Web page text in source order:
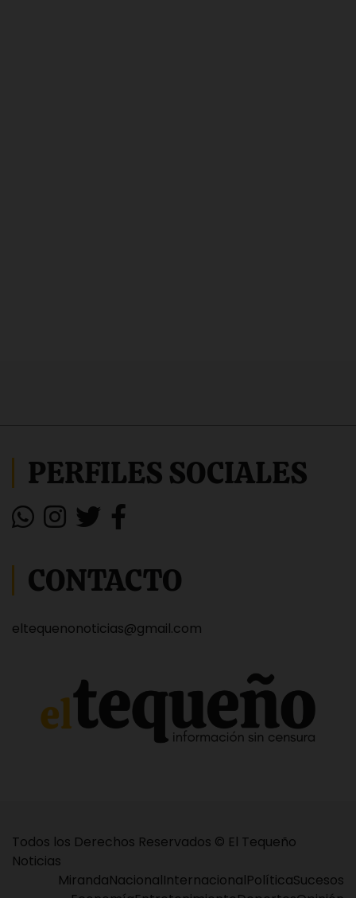
PERFILES SOCIALES
CONTACTO
eltequenonoticias@gmail.com
Todos los Derechos Reservados © El Tequeño
Noticias
MirandaNacionalInternacionalPolíticaSucesos